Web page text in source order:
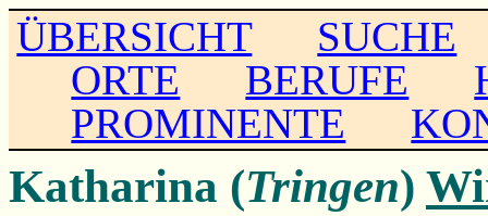
ÜBERSICHT
SUCHE
ORTE
BERUFE
PROMINENTE
Katharina (Tringen)